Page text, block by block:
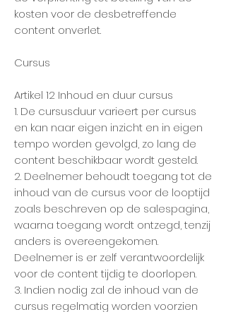
kosten voor de desbetreffende
content onverlet.
Cursus
Artikel 12 Inhoud en duur cursus
1. De cursusduur varieert per cursus
en kan naar eigen inzicht en in eigen
tempo worden gevolgd, zo lang de
content beschikbaar wordt gesteld.
2. Deelnemer behoudt toegang tot de
inhoud van de cursus voor de looptijd
zoals beschreven op de salespagina,
waarna toegang wordt ontzegd, tenzij
anders is overeengekomen.
Deelnemer is er zelf verantwoordelijk
voor de content tijdig te doorlopen.
3. Indien nodig zal de inhoud van de
cursus regelmatig worden voorzien